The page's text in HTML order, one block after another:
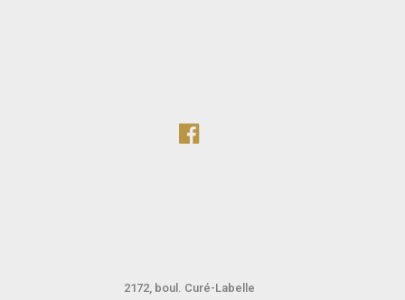
2172, boul. Curé-Labelle